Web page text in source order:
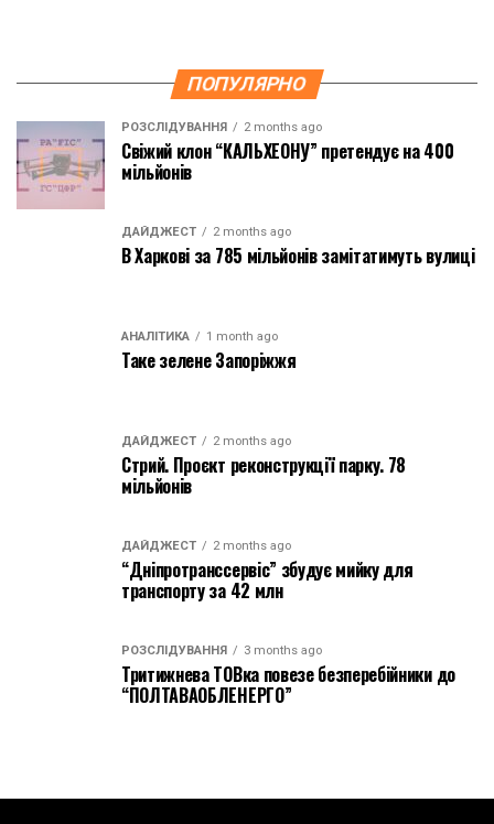
ПОПУЛЯРНО
РОЗСЛІДУВАННЯ 2 months ago
Свіжий клон “КАЛЬХЕОНУ” претендує на 400
мільйонів
ДАЙДЖЕСТ 2 months ago
В Харкові за 785 мільйонів замітатимуть вулиці
АНАЛІТИКА 1 month ago
Таке зелене Запоріжжя
ДАЙДЖЕСТ 2 months ago
Стрий. Проєкт реконструкції парку. 78
мільйонів
ДАЙДЖЕСТ 2 months ago
“Дніпротранссервіс” збудує мийку для
транспорту за 42 млн
РОЗСЛІДУВАННЯ 3 months ago
Тритижнева ТОВка повезе безперебійники до
“ПОЛТАВАОБЛЕНЕРГО”